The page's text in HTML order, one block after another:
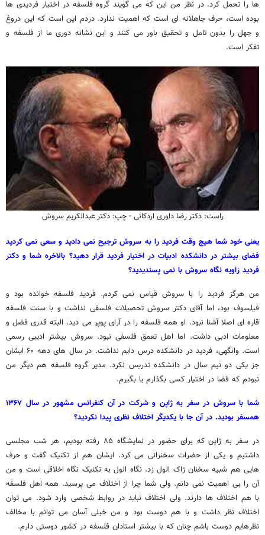
ها را تحمل کرد. در نظر من این که می گویند گروه فلسفه در اختیار فردیدی ها
بوده است، حرف جاهلانه ای است که اهمیت ندارد. دردم این است که این دروغ
و جهل را بدون تامل و تحقیق باور می کنند و این نشانه دوری ما از فلسفه و
تفکر است.
راست: دکتر رضا داوری اردکانی - چپ: دکتر عبدالکریم سروش
یعنی خود شما هیچ وقت فردید را به سروش ترجیح نمی دادید و سعی نمی کردید
فضای بیشتر در دانشکده ادبیات در اختیار فردید قرار دهید؟ بالاخره شما و دکتر
فردید زاویه نگاه سروش با نمی پسندیدید؟
من هرگز فردید را با سروش قیاس نمی کردم. فردید فلسفه خوانده بود و
فیلسوف بود، اما آقای دکتر سروش تحصیلات فلسفی نداشت و با سنت فلسفه
قاره ای اصلا آشنا نبود. او همه فلسفه را در آرای پوپر می دید. البته قدری فضل و
معلومات ادبی داشت. اما اهل تعمق فلسفی نبود. سروش بیشتر ادیبی رسمی
است. وانگهی، فردید در دانشکده درس دایم نداشت. در سال های دهه ۶۰ ایشان
جز یکی دو نیم سال در دانشکده تدریس نکرد. مدیر گروه فلسفه هم دیگر من
نبودم که فضا در اختیار کسی بگذارم یا بگیرم.
شما با سروش در سفر به ژاپن و شرکت در آن کنفرانس مشهور در سال ۱۳۶۷
همسفر بودید. در آن جا با یکدیگر اختلاف نظری پیدا نکردید؟
در سفر به ژاپن که برای حضور در نمایشگاه ۸۵ رفته بودیم، هر شب مجلسی
داشتیم و یکی از حضرات سخنرانی می کرد. ایشان هم از تکنیک گفت و حرف
هایی هم شبیه سخنان ژاک الول زد. نگاه الول به تکنیک نگاه اخلاقی است و من
آن را بی اهمیت نمی دانم. ولی شما چرا از اختلاف می پرسید. همه اهل فلسفه
با هم اختلاف ها دارند. ولی اختلاف نباید در روابط شخصی وارد شود. می توان
اختلاف نظر داشت و با هم دوست بود و من خیلی آسان می توانم با مخالف
نظرهایم دوست باشم چنان که با بیشتر استادان فلسفه در کشور دوستی دارم.